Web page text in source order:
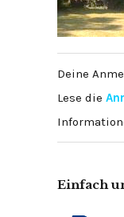
Deine
Lese die
Einfach